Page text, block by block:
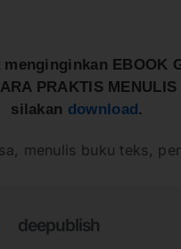
EBOOK
PRAKTIS MENULIS
silakan download.
, menulis buku teks ,
deepublish